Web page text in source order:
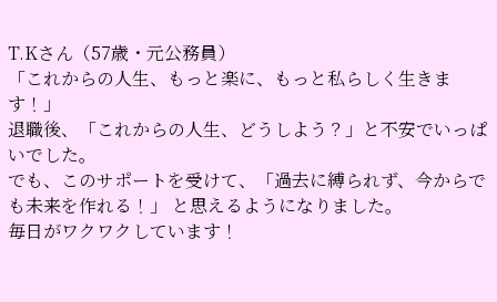
T.Kさん（57歳・元公務員）
「これからの人生、もっと楽に、もっと私らしく生きま
す！」
退職後、「これからの人生、どうしよう？」と不安でいっぱ
いでした。
でも、このサポートを受けて、「過去に縛られず、今からで
も未来を作れる！」 と思えるようになりました。
毎日がワクワクしています！